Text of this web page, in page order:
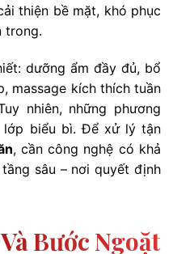
thiện bề mặt, khó phục
trong.
dưỡng ẩm đầy đủ, bổ
massage kích thích tuần
nhiên, những phương
lớp biểu bì. Để xử lý tận
, cần công nghệ có khả
sâu – nơi quyết định
Bước Ngoặt